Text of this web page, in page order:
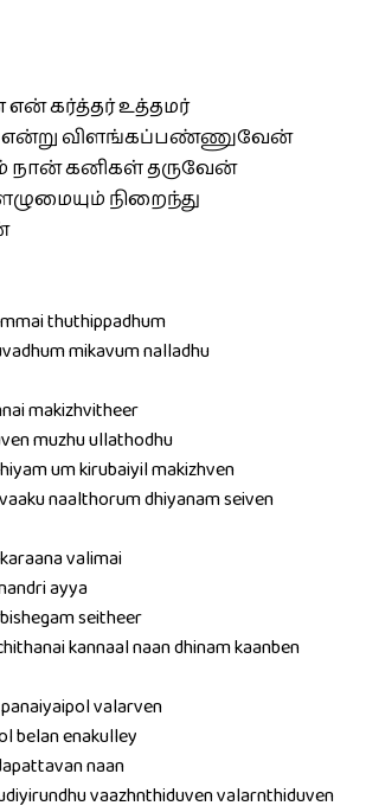
கர்த்தர் உத்தமர்
என்று விளங்கப்பண்ணுவேன்
நான் கனிகள் தருவேன்
நிறைந்து
thuthippadhum
mikavum nalladhu
makizhvitheer
muzhu ullathodhu
um kirubaiyil makizhven
naalthorum dhiyanam seiven
valimai
ayya
seitheer
kannaal naan dhinam kaanben
valarven
belan enakulley
naan
vaazhnthiduven valarnthiduven